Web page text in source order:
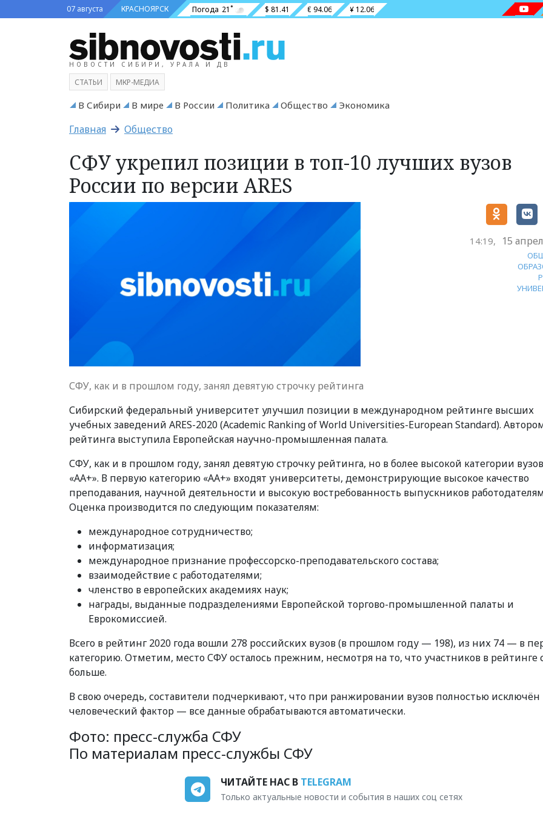
07 августа КРАСНОЯРСК Погода 21˚ $ 81.41 € 94.06 ¥ 12.06
НОВОСТИ СИБИРИ, УРАЛА И ДВ
СТАТЬИ МКР-МЕДИА
В Сибири В мире В России Политика Общество Экономика
Главная Общество
СФУ укрепил позиции в топ-10 лучших вузов
России по версии ARES
14:19, 15
СФУ, как и в прошлом году, занял девятую строчку рейтинга
Сибирский федеральный университет улучшил позиции в международном рейтинге высших
учебных заведений ARES-2020 (Academic Ranking of World Universities-European Standard).
рейтинга выступила Европейская научно-промышленная палата.
СФУ, как и в прошлом году, занял девятую строчку рейтинга, но в более высокой категории
«АА+». В первую категорию «АA+» входят университеты, демонстрирующие высокое качество
преподавания, научной деятельности и высокую востребованность выпускников
Оценка производится по следующим показателям:
международное сотрудничество;
информатизация;
международное признание профессорско-преподавательского состава;
взаимодействие с работодателями;
членство в европейских академиях наук;
награды, выданные подразделениями Европейской торгово-промышленной палаты и
Еврокомиссией.
Всего в рейтинг 2020 года вошли 278 российских вузов (в прошлом году — 198), из них 74 — в
категорию. Отметим, место СФУ осталось прежним, несмотря на то, что участников в рейтинге
больше.
В свою очередь, составители подчеркивают, что при ранжировании вузов полностью исключён
человеческий фактор — все данные обрабатываются автоматически.
Фото: пресс-служба СФУ
По материалам пресс-службы СФУ
ЧИТАЙТЕ НАС В TELEGRAM
Только актуальные новости и события в наших соц сетях